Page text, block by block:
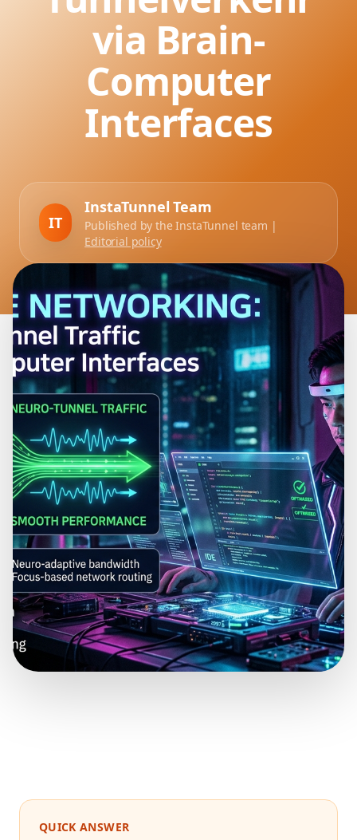
via Brain-
Computer
Interfaces
IT
InstaTunnel Team
Published by the InstaTunnel team |
Editorial policy
QUICK ANSWER